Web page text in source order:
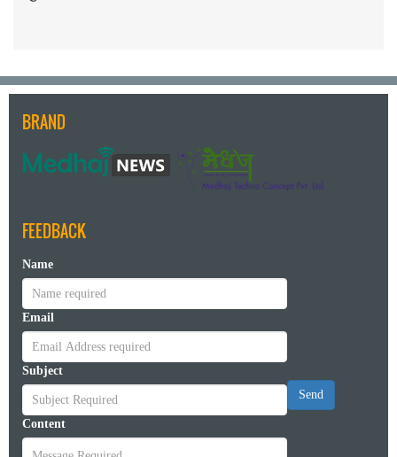
BRAND
FEEDBACK
Name
Email
Subject
Content
Send